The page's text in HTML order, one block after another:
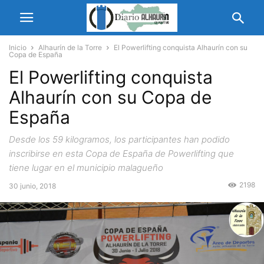
Inicio Alhaurín de la Torre
El Powerlifting conquista Alhaurín con su
Copa de España
El Powerlifting conquista
Alhaurín con su Copa de
España
Desde los 59 kilogramos, los participantes han podido
inscribirse en esta Copa de España de Powerlifting que
tiene lugar en el municipio malagueño
30 junio, 2018 2198